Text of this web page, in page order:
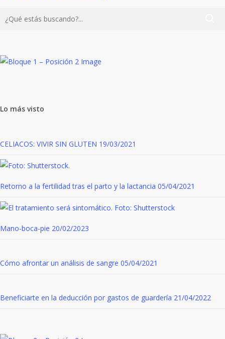
Lo más visto
CELIACOS: VIVIR SIN GLUTEN 19/03/2021
Retorno a la fertilidad tras el parto y la lactancia 05/04/2021
Mano-boca-pie 20/02/2023
Cómo afrontar un análisis de sangre 05/04/2021
Beneficiarte en la deducción por gastos de guardería 21/04/2022